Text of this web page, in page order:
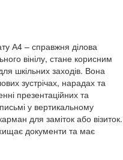
А4 – справжня ділова
вінілу, стане корисним
шкільних заходів. Вона
зустрічах, нарадах та
презентаційних та
у вертикальному
для заміток або візиток.
документи та має